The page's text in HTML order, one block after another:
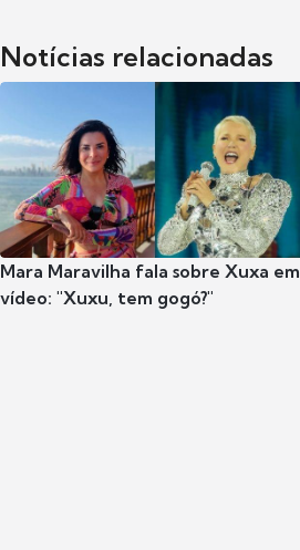
Notícias relacionadas
Mara Maravilha fala sobre Xuxa em
vídeo: "Xuxu, tem gogó?"